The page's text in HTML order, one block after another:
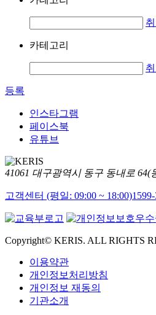
카테고리
등록
인스타그램
페이스북
유튜브
41061 대구광역시 동구 동내로 64(
고객센터 (평일: 09:00 ~ 18:00)
Copyright© KERIS. ALL RIGHTS
이용약관
개인정보처리방침
개인정보 재동의
기관소개